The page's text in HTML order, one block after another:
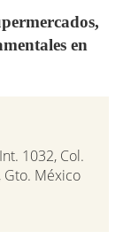
en
1032, Col.
Gto. México